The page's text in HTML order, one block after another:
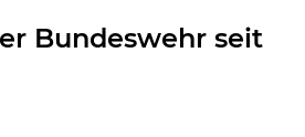
Bundeswehr seit